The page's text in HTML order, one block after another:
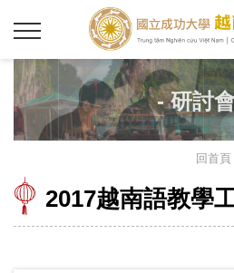
- 研討
回首頁
2017越南語教學